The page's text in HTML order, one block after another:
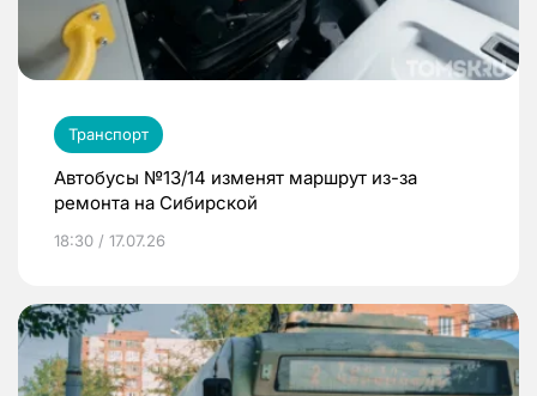
Транспорт
Автобусы №13/14 изменят маршрут из-за
ремонта на Сибирской
18:30 / 17.07.26